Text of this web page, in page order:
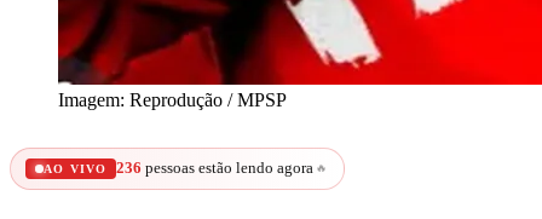
Imagem: Reprodução / MPSP
AO VIVO 236 pessoas estão lendo agora 🔥